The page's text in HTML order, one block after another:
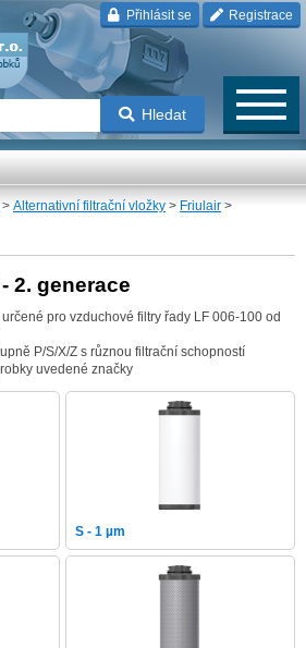
Přihlásit se Registrace
Hledat
> Alternativní filtrační vložky > Friulair >
2. generace
pro vzduchové filtry řady LF 006-100 od
P/S/X/Z s různou filtrační schopností
uvedené značky
S - 1 µm